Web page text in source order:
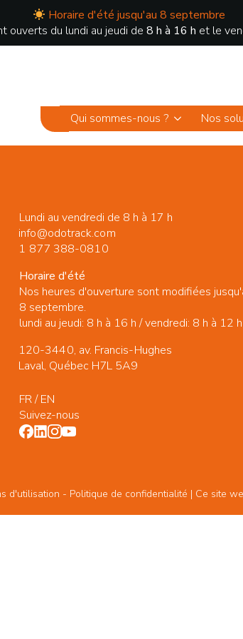
Horaire d'été jusqu'au 8 septembre
ouverts du lundi au jeudi de 8 h à 16 h et le
Qui sommes-nous ?
Nos
Lundi au vendredi de 8 h à 17 h
info@odotrack.com
1 877 388-0810
Horaire d'été
Nos heures d'ouverture sont modifiées
8 septembre.
lundi au jeudi: 8 h à 16 h / vendredi: 8 h à 12 h
120-3440, av. Francis-Hughes
Laval, Québec H7L 5A9
FR/EN
Suivez-nous
d'utilisation - Politique de confidentialité | Ce site